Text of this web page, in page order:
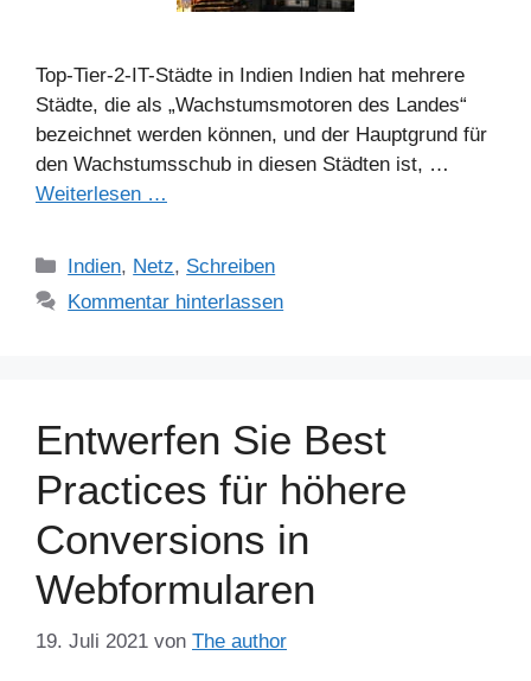
Top-Tier-2-IT-Städte in Indien Indien hat mehrere
Städte, die als „Wachstumsmotoren des Landes“
bezeichnet werden können, und der Hauptgrund für
den Wachstumsschub in diesen Städten ist, …
Weiterlesen …
Kategorien
Indien, Netz, Schreiben
Kommentar hinterlassen
Entwerfen Sie Best
Practices für höhere
Conversions in
Webformularen
19. Juli 2021 von The author